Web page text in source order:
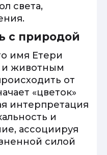
света,
с природой
имя Етери
и животным
от
«цветок»
интерпретация
и
ассоциируя
силой